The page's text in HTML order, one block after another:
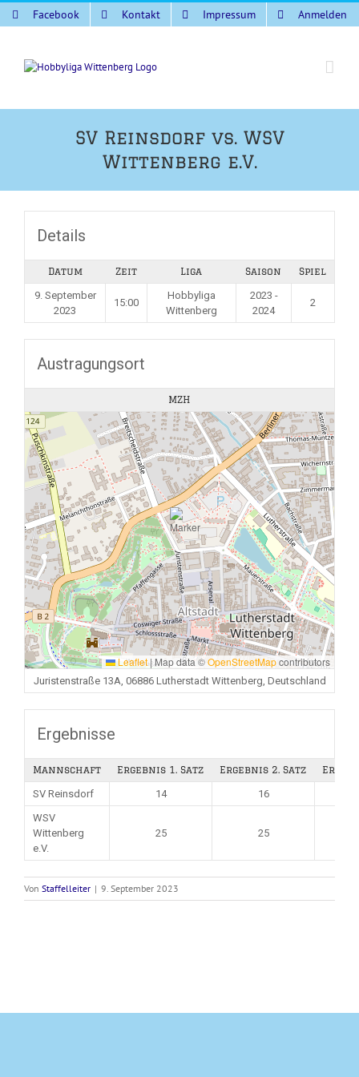
Zum
Inhalt
Facebook Kontakt Impressum Anmelden
SV Reinsdorf vs. WSV
Wittenberg e.V.
Details
Datum Zeit Liga Saison Spiel
9. September
2023
15:00
Hobbyliga
Wittenberg
2023 -
2024
2
Austragungsort
MZH
Leaflet |Map data ©OpenStreetMapcontributors
Juristenstraße 13A, 06886 Lutherstadt Wittenberg, Deutschland
Ergebnisse
Mannschaft Ergebnis 1. Satz Ergebnis 2. Satz
SV Reinsdorf 14
16
WSV
Wittenberg
e.V.
25 25
Von Staffelleiter | 9. September 2023